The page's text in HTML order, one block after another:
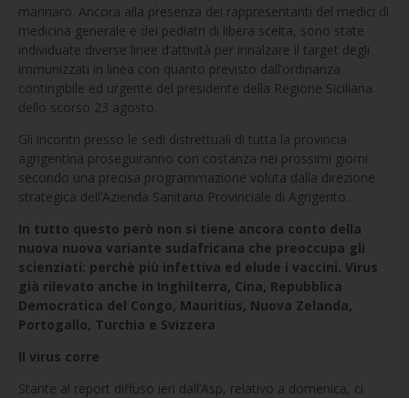
marinaro. Ancora alla presenza dei rappresentanti del medici di
medicina generale e dei pediatri di libera scelta, sono state
individuate diverse linee d’attività per innalzare il target degli
immunizzati in linea con quanto previsto dall’ordinanza
contingibile ed urgente del presidente della Regione Siciliana
dello scorso 23 agosto.
Gli incontri presso le sedi distrettuali di tutta la provincia
agrigentina proseguiranno con costanza nei prossimi giorni
secondo una precisa programmazione voluta dalla direzione
strategica dell’Azienda Sanitaria Provinciale di Agrigento.
In tutto questo però non si tiene ancora conto della
nuova nuova variante sudafricana che preoccupa gli
scienziati: perchè più infettiva ed elude i vaccini. Virus
già rilevato anche in Inghilterra, Cina, Repubblica
Democratica del Congo, Mauritius, Nuova Zelanda,
Portogallo, Turchia e Svizzera
Il virus corre
Stante al report diffuso ieri dall’Asp, relativo a domenica, ci